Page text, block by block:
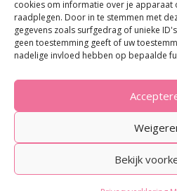
cookies om informatie over je apparaat
raadplegen. Door in te stemmen met
gegevens zoals surfgedrag of unieke
geen toestemming geeft of uw
nadelige invloed hebben op bepaalde
Bekijk
Alle teksten en foto's op deze site zijn
Teksten en foto's van Mamagisch
zonder toestemming worden
wordt gemaakt van teksten en foto's
uitdrukkelijk worden vermeld.